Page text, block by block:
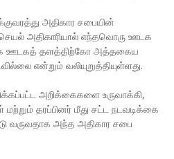
அதிகார சபையின்
அதிகாரியால் எந்தவொரு ஊடக
ஊடகத் தளத்திற்கோ அத்தகைய
என்றும் வலியுறுத்தியுள்ளது.
அறிக்கைகளை உருவாக்கி,
மற்றும் தரப்பினர் மீது சட்ட நடவடிக்கை
வருவதாக அந்த அதிகார சபை